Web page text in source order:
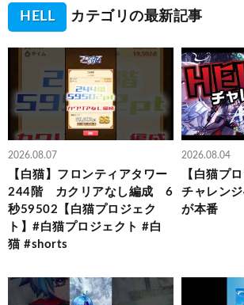
HELL カテゴリの最新記事
2026.08.07
【白猫】フロンティアタワー
244階 カクリアなし編成 6
秒59502【白猫プロジェク
ト】#白猫プロジェクト #白
猫 #shorts
2026.08.04
【白猫プ
チャレン
が本番